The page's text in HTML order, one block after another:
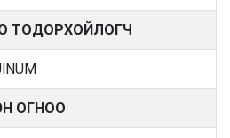
ТОДОРХОЙЛОГЧ
ОГНОО